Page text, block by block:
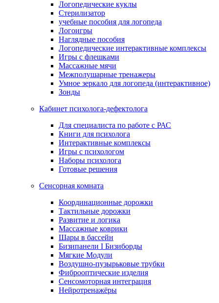
Логопедические куклы
Стерилизатор
учебные пособия для логопеда
Логоигры
Наглядные пособия
Логопедические интерактивные комплексы
Игры с флешками
Массажные мячи
Межполушарные тренажеры
Умное зеркало для логопеда (интерактивное)
Зонды
Кабинет психолога-дефектолога
Для специалиста по работе с РАС
Книги для психолога
Интерактивные комплексы
Игры с психологом
Наборы психолога
Готовые решения
Сенсорная комната
Координационные дорожки
Тактильные дорожки
Развитие и логика
Массажные коврики
Шары в бассейн
Бизипанели I Бизиборды
Мягкие Модули
Воздушно-пузырьковые трубки
Фиброоптические изделия
Сенсомоторная интеграция
Нейротренажёры